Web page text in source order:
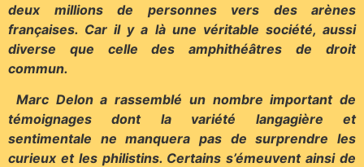
deux millions de personnes vers des arènes
françaises. Car il y a là une véritable société, aussi
diverse que celle des amphithéâtres de droit
commun.
Marc Delon a rassemblé un nombre important de
témoignages dont la variété langagière et
sentimentale ne manquera pas de surprendre les
curieux et les philistins. Certains s’émeuvent ainsi de